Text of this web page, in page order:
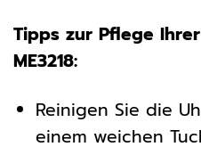
Tipps zur Pflege
ME3218:
Reinigen Sie die
einem weichen